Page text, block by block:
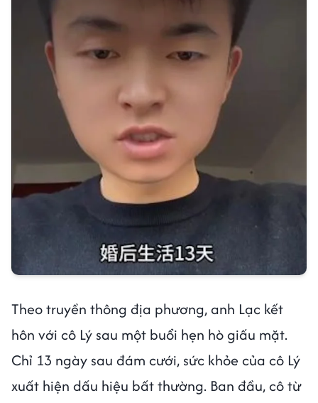
Theo truyền thông địa phương, anh Lạc kết
hôn với cô Lý sau một buổi hẹn hò giấu mặt.
Chỉ 13 ngày sau đám cưới, sức khỏe của cô Lý
xuất hiện dấu hiệu bất thường. Ban đầu, cô từ